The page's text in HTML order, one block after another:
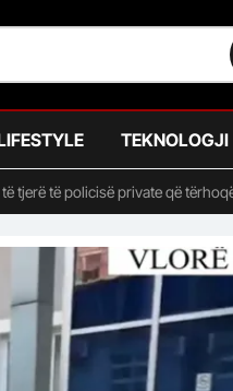
TEKNOLOGJI
tjerë të policisë private që